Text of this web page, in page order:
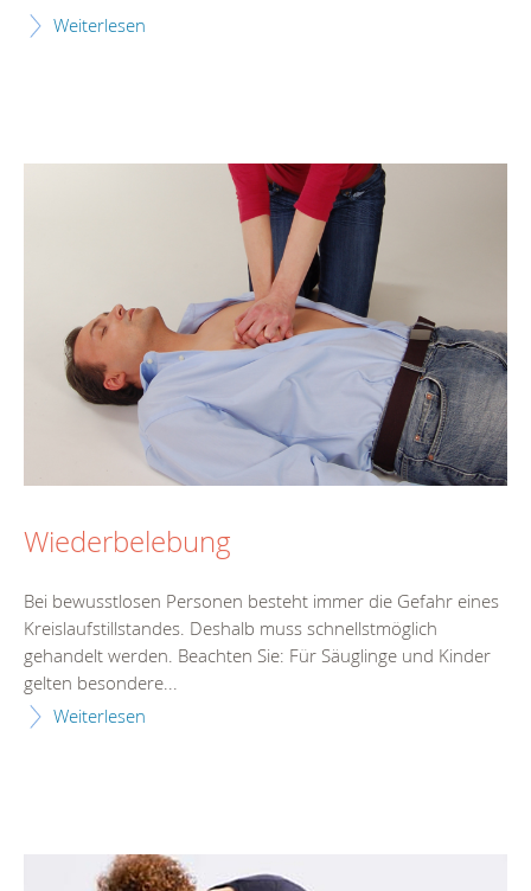
Weiterlesen
Wiederbelebung
Bei bewusstlosen Personen besteht immer die Gefahr eines
Kreislaufstillstandes. Deshalb muss schnellstmöglich
gehandelt werden. Beachten Sie: Für Säuglinge und Kinder
gelten besondere...
Weiterlesen